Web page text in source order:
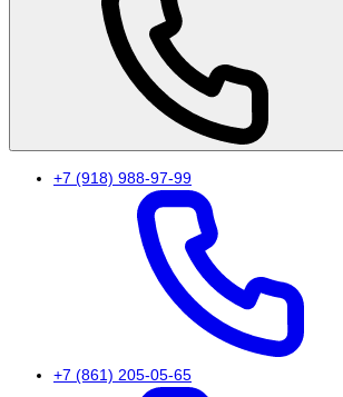
+7 (918) 988-97-99
+7 (861) 205-05-65